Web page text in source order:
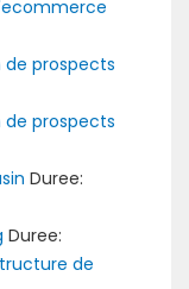
prospects
prospects
Duree:
Duree:
de